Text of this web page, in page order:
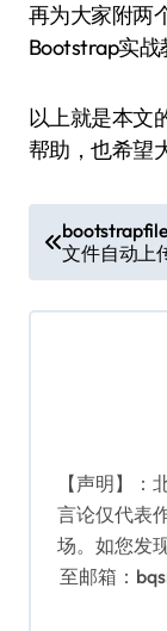
再为大家附两
Bootstrap实战
以上就是本文
帮助，也希望
章
导
文件自动上
【声明】
言论仅代表
场。如您发
至邮箱：